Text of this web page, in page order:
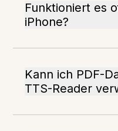
Funktioniert es
iPhone?
Kann ich PDF-
TTS-Reader